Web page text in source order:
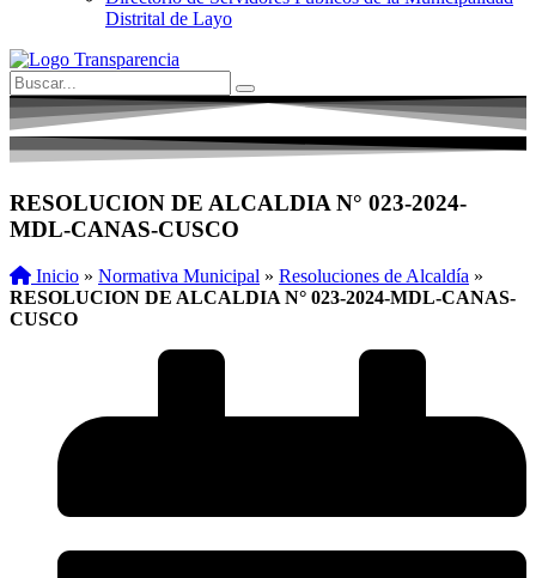
Distrital de Layo
RESOLUCION DE ALCALDIA N° 023-2024-
MDL-CANAS-CUSCO
Inicio » Normativa Municipal » Resoluciones de Alcaldía »
RESOLUCION DE ALCALDIA N° 023-2024-MDL-CANAS-
CUSCO